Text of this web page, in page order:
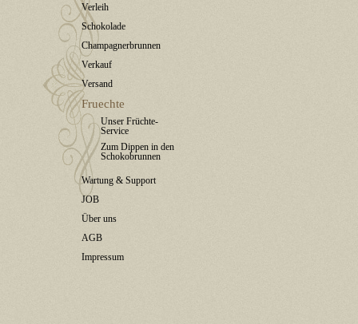
Verleih
Schokolade
Champagnerbrunnen
Verkauf
Versand
Fruechte
Unser Früchte-
Service
Zum Dippen in den
Schokobrunnen
Wartung & Support
JOB
Über uns
AGB
Impressum